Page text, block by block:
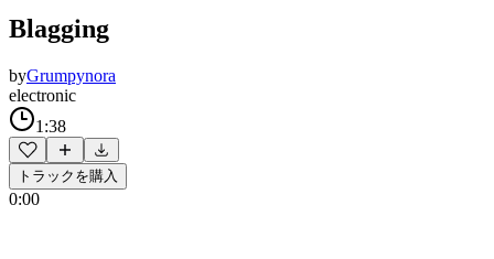
Blagging
byGrumpynora
electronic
1:38
トラックを購入
0:00